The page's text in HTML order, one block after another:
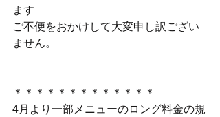
ます
ご不便をおかけして大変申し訳ござい
ません。
＊＊＊＊＊＊＊＊＊＊＊＊＊
4月より一部メニューのロング料金の規